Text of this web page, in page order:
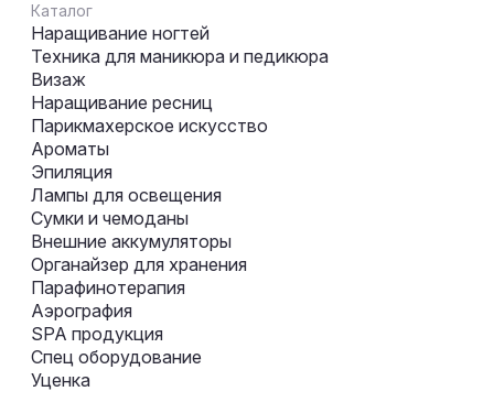
Каталог
Наращивание ногтей
Техника для маникюра и педикюра
Визаж
Наращивание ресниц
Парикмахерское искусство
Ароматы
Эпиляция
Лампы для освещения
Сумки и чемоданы
Внешние аккумуляторы
Органайзер для хранения
Парафинотерапия
Аэрография
SPA продукция
Спец оборудование
Уценка